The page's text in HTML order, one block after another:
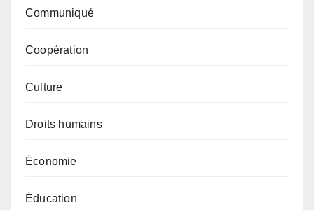
Communiqué
Coopération
Culture
Droits humains
Économie
Éducation